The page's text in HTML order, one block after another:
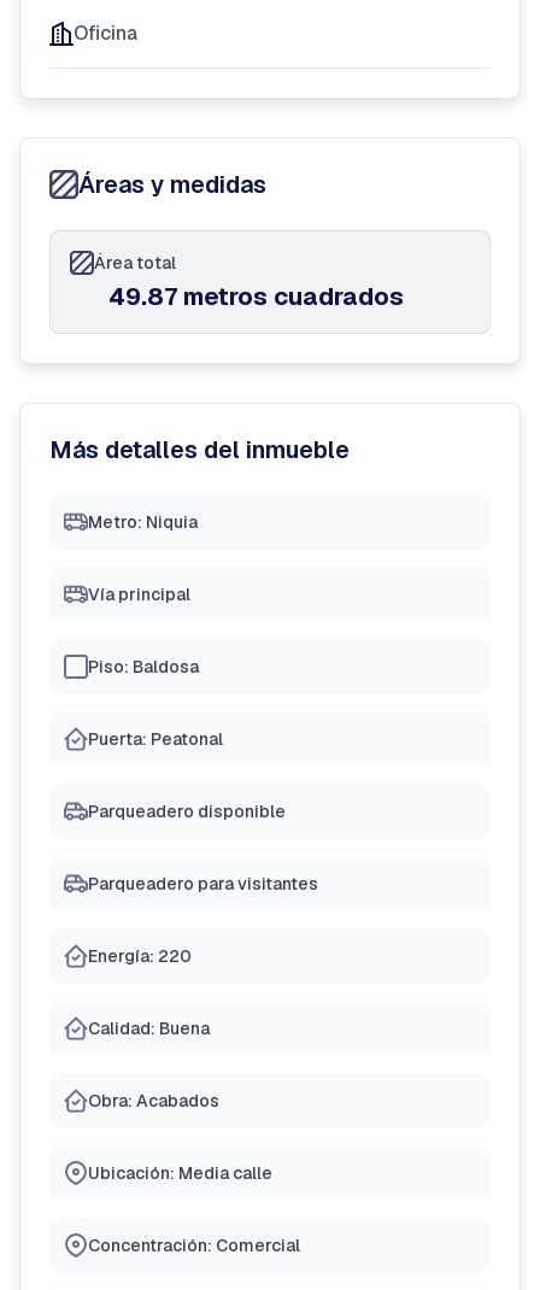
Oficina
Áreas y medidas
Área total
49.87 metros cuadrados
Más detalles del inmueble
Metro: Niquia
Vía principal
Piso: Baldosa
Puerta: Peatonal
Parqueadero disponible
Parqueadero para visitantes
Energía: 220
Calidad: Buena
Obra: Acabados
Ubicación: Media calle
Concentración: Comercial